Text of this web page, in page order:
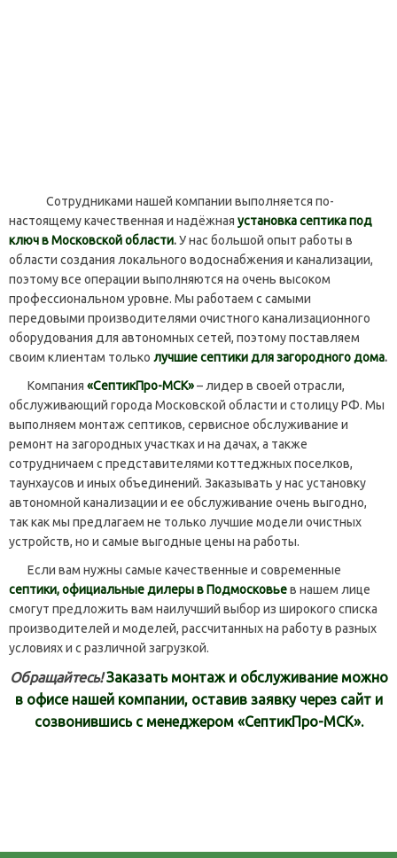
Сотрудниками нашей компании выполняется по-
настоящему качественная и надёжная установка септика под
ключ в Московской области.У нас большой опыт работы в
области создания локального водоснабжения и канализации,
поэтому все операции выполняются на очень высоком
профессиональном уровне. Мы работаем с самыми
передовыми производителями очистного канализационного
оборудования для автономных сетей, поэтому поставляем
своим клиентам только лучшие септики для загородного дома.
Компания «СептикПро-МСК»– лидер в своей отрасли,
обслуживающий города Московской области и столицу РФ. Мы
выполняем монтаж септиков, сервисное обслуживание и
ремонт на загородных участках и на дачах, а также
сотрудничаем с представителями коттеджных поселков,
таунхаусов и иных объединений. Заказывать у нас установку
автономной канализации и ее обслуживание очень выгодно,
так как мы предлагаем не только лучшие модели очистных
устройств, но и самые выгодные цены на работы.
Если вам нужны самые качественные и современные
септики, официальные дилеры в Подмосковьев нашем лице
смогут предложить вам наилучший выбор из широкого списка
производителей и моделей, рассчитанных на работу в разных
условиях и с различной загрузкой.
Обращайтесь!Заказать монтаж и обслуживание можно
в офисе нашей компании, оставив заявку через сайт и
созвонившись с менеджером «СептикПро-МСК».